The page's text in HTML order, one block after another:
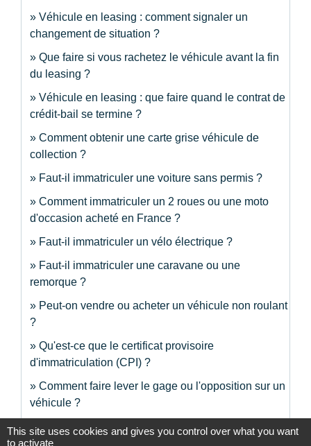
Véhicule en leasing : comment signaler un
changement de situation ?
Que faire si vous rachetez le véhicule avant la fin
du leasing ?
Véhicule en leasing : que faire quand le contrat de
crédit-bail se termine ?
Comment obtenir une carte grise véhicule de
collection ?
Faut-il immatriculer une voiture sans permis ?
Comment immatriculer un 2 roues ou une moto
d'occasion acheté en France ?
Faut-il immatriculer un vélo électrique ?
Faut-il immatriculer une caravane ou une
remorque ?
Peut-on vendre ou acheter un véhicule non roulant
?
Qu'est-ce que le certificat provisoire
d'immatriculation (CPI) ?
Comment faire lever le gage ou l'opposition sur un
véhicule ?
Changement de nom suite à un mariage : faut-il
modifier la carte grise ?
This site uses cookies and gives you control over what you want
to activate